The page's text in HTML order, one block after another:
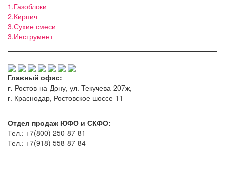
1.Газоблоки
2.Кирпич
3.Сухие смеси
3.Инструмент
Главный офис:
г. Ростов-на-Дону, ул. Текучева 207ж,
г. Краснодар, Ростовское шоссе 11
Отдел продаж ЮФО и СКФО:
Тел.: +7(800) 250-87-81
Тел.: +7(918) 558-87-84